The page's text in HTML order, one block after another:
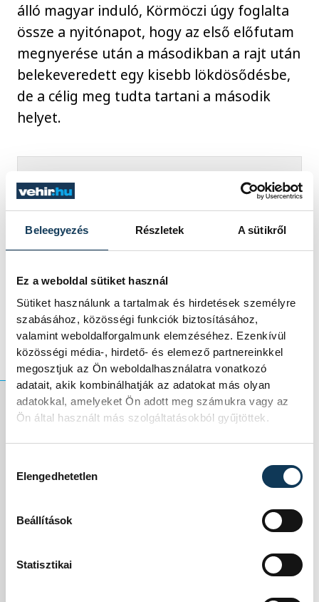
Beleegyezés Részletek A sütikről
Ez a weboldal sütiket használ
Sütiket használunk a tartalmak és hirdetések személyre
szabásához, közösségi funkciók biztosításához,
valamint weboldalforgalmunk elemzéséhez. Ezenkívül
közösségi média-, hirdető- és elemező partnereinkkel
megosztjuk az Ön weboldalhasználatra vonatkozó
adatait, akik kombinálhatják az adatokat más olyan
adatokkal, amelyeket Ön adott meg számukra vagy az
Ön által használt más szolgáltatásokból gyűjtöttek.
Elengedhetetlen
Beállítások
Statisztikai
álló magyar induló, Körmöczi úgy foglalta
össze a nyitónapot, hogy az első előfutam
megnyerése után a másodikban a rajt után
belekeveredett egy kisebb lökdösődésbe,
de a célig meg tudta tartani a második
helyet.
Amennyiben vasárnap a
maradék előfutamban nem
keveredek bele nagyobb
egyik első rajthelyre van
esélyem.
A program vasárnap
kilenc órakor
előfutammal